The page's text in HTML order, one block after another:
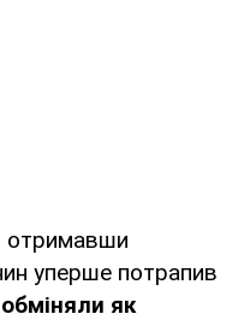
отримавши
уперше потрапив
як